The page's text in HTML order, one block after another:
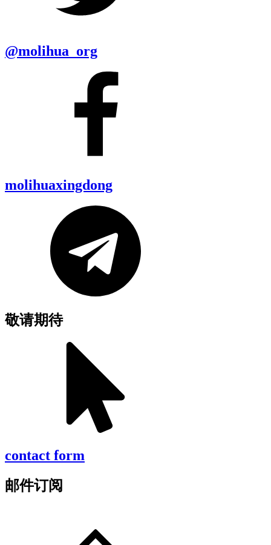
@molihua_org
molihuaxingdong
敬请期待
contact form
邮件订阅